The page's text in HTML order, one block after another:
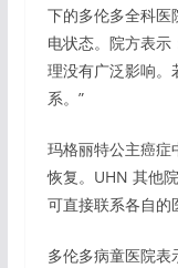
下的多伦多全科
电状态。院方表示
理没有广泛影响。
系。”
玛格丽特公主癌症
恢复。UHN 其他
可直接联系各自的
多伦多病童医院表